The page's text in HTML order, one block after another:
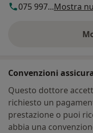
075 997...Mostra
Convenzioni
Questo dottore
richiesto un
prestazione o puoi
abbia una